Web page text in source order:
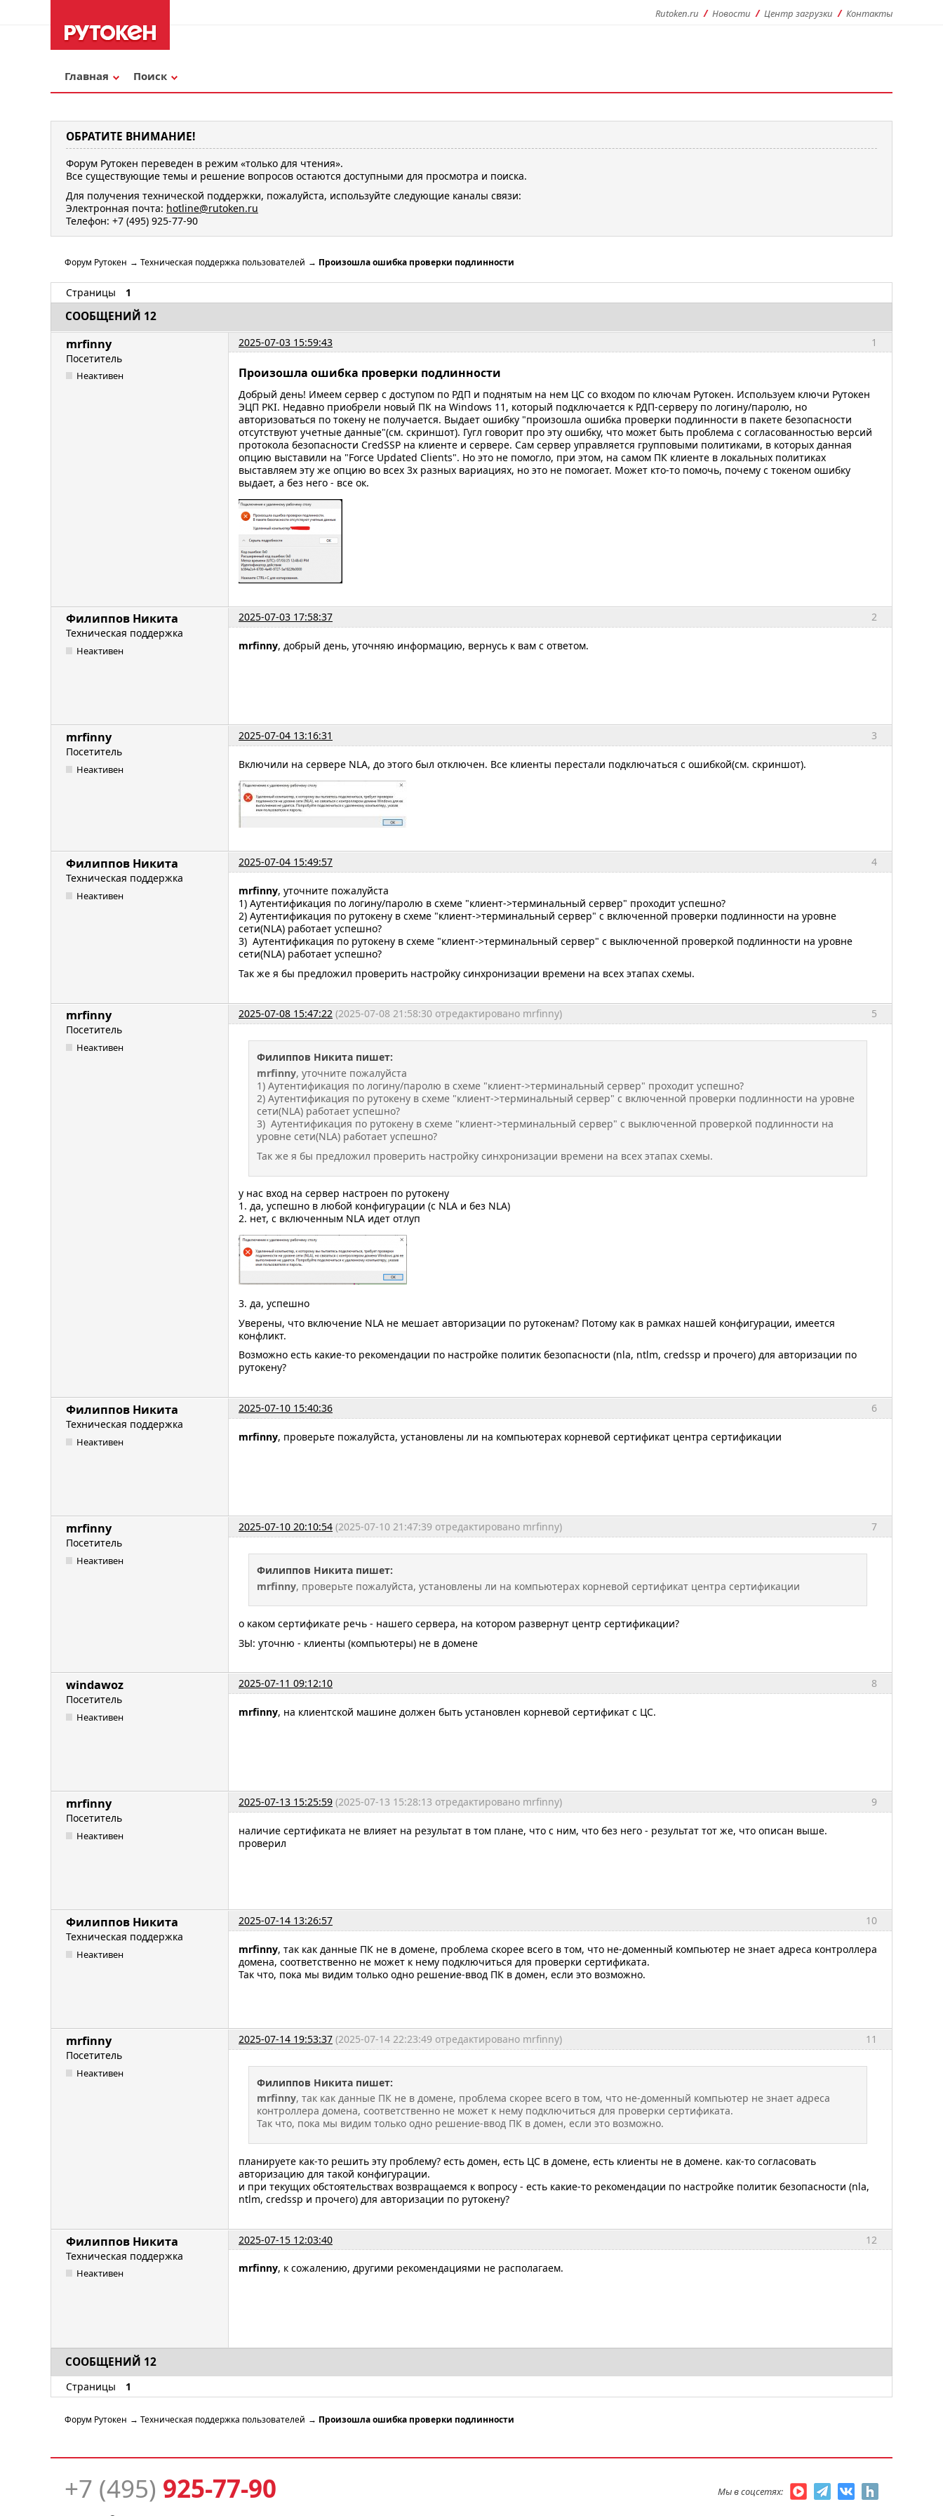
Rutoken.ru Новости Центр загрузки Контакты
Главная Поиск
ОБРАТИТЕ ВНИМАНИЕ!
Форум Рутокен переведен в режим «только для чтения».
Все существующие темы и решение вопросов остаются доступными для просмотра и поиска.
Для получения технической поддержки, пожалуйста, используйте следующие каналы связи:
Электронная почта: hotline@rutoken.ru
Телефон: +7 (495) 925-77-90
Форум Рутокен → Техническая поддержка пользователей → Произошла ошибка проверки подлинности
Страницы 1
СООБЩЕНИЙ 12
1
mrfinny
2025-07-03 15:59:43
Посетитель
Неактивен Произошла ошибка проверки подлинности
Добрый день! Имеем сервер с доступом по РДП и поднятым на нем ЦС со входом по ключам Рутокен. Используем ключи Рутокен
ЭЦП PKI. Недавно приобрели новый ПК на Windows 11, который подключается к РДП-серверу по логину/паролю, но
авторизоваться по токену не получается. Выдает ошибку "произошла ошибка проверки подлинности в пакете безопасности
отсутствуют учетные данные"(см. скриншот). Гугл говорит про эту ошибку, что может быть проблема с согласованностью версий
протокола безопасности CredSSP на клиенте и сервере. Сам сервер управляется групповыми политиками, в которых данная
опцию выставили на "Force Updated Clients". Но это не помогло, при этом, на самом ПК клиенте в локальных политиках
выставляем эту же опцию во всех 3х разных вариациях, но это не помогает. Может кто-то помочь, почему с токеном ошибку
выдает, а без него - все ок.
2
Филиппов Никита
2025-07-03 17:58:37
Техническая поддержка
Неактивен mrfinny, добрый день, уточняю информацию, вернусь к вам с ответом.
3
mrfinny
2025-07-04 13:16:31
Посетитель
Неактивен Включили на сервере NLA, до этого был отключен. Все клиенты перестали подключаться с ошибкой(см. скриншот).
4
Филиппов Никита
2025-07-04 15:49:57
Техническая поддержка
Неактивен mrfinny, уточните пожалуйста
1) Аутентификация по логину/паролю в схеме "клиент->терминальный сервер" проходит успешно?
2) Аутентификация по рутокену в схеме "клиент->терминальный сервер" с включенной проверки подлинности на уровне
сети(NLA) работает успешно?
3) Аутентификация по рутокену в схеме "клиент->терминальный сервер" с выключенной проверкой подлинности на уровне
сети(NLA) работает успешно?
Так же я бы предложил проверить настройку синхронизации времени на всех этапах схемы.
5
mrfinny 2025-07-08 15:47:22 (2025-07-08 21:58:30 отредактировано mrfinny)
Посетитель
Неактивен
Филиппов Никита пишет:
mrfinny, уточните пожалуйста
1) Аутентификация по логину/паролю в схеме "клиент->терминальный сервер" проходит успешно?
2) Аутентификация по рутокену в схеме "клиент->терминальный сервер" с включенной проверки подлинности на уровне
сети(NLA) работает успешно?
3) Аутентификация по рутокену в схеме "клиент->терминальный сервер" с выключенной проверкой подлинности на
уровне сети(NLA) работает успешно?
Так же я бы предложил проверить настройку синхронизации времени на всех этапах схемы.
у нас вход на сервер настроен по рутокену
1. да, успешно в любой конфигурации (с NLA и без NLA)
2. нет, с включенным NLA идет отлуп
3. да, успешно
Уверены, что включение NLA не мешает авторизации по рутокенам? Потому как в рамках нашей конфигурации, имеется
конфликт.
Возможно есть какие-то рекомендации по настройке политик безопасности (nla, ntlm, credssp и прочего) для авторизации по
рутокену?
6
Филиппов Никита
2025-07-10 15:40:36
Техническая поддержка
Неактивен mrfinny, проверьте пожалуйста, установлены ли на компьютерах корневой сертификат центра сертификации
7
mrfinny 2025-07-10 20:10:54 (2025-07-10 21:47:39 отредактировано mrfinny)
Посетитель
Неактивен
Филиппов Никита пишет:
mrfinny, проверьте пожалуйста, установлены ли на компьютерах корневой сертификат центра сертификации
о каком сертификате речь - нашего сервера, на котором развернут центр сертификации?
ЗЫ: уточню - клиенты (компьютеры) не в домене
8
windawoz
2025-07-11 09:12:10
Посетитель
Неактивен mrfinny, на клиентской машине должен быть установлен корневой сертификат с ЦС.
9
mrfinny 2025-07-13 15:25:59 (2025-07-13 15:28:13 отредактировано mrfinny)
Посетитель
Неактивен
наличие сертификата не влияет на результат в том плане, что с ним, что без него - результат тот же, что описан выше.
проверил
10
Филиппов Никита
2025-07-14 13:26:57
Техническая поддержка
Неактивен mrfinny, так как данные ПК не в домене, проблема скорее всего в том, что не-доменный компьютер не знает адреса контроллера
домена, соответственно не может к нему подключиться для проверки сертификата.
Так что, пока мы видим только одно решение-ввод ПК в домен, если это возможно.
11
mrfinny 2025-07-14 19:53:37 (2025-07-14 22:23:49 отредактировано mrfinny)
Посетитель
Неактивен
Филиппов Никита пишет:
mrfinny, так как данные ПК не в домене, проблема скорее всего в том, что не-доменный компьютер не знает адреса
контроллера домена, соответственно не может к нему подключиться для проверки сертификата.
Так что, пока мы видим только одно решение-ввод ПК в домен, если это возможно.
планируете как-то решить эту проблему? есть домен, есть ЦС в домене, есть клиенты не в домене. как-то согласовать
авторизацию для такой конфигурации.
и при текущих обстоятельствах возвращаемся к вопросу - есть какие-то рекомендации по настройке политик безопасности (nla,
ntlm, credssp и прочего) для авторизации по рутокену?
12
Филиппов Никита
2025-07-15 12:03:40
Техническая поддержка
Неактивен mrfinny, к сожалению, другими рекомендациями не располагаем.
СООБЩЕНИЙ 12
Страницы 1
Форум Рутокен → Техническая поддержка пользователей → Произошла ошибка проверки подлинности
+7 (495) 925-77-90 Мы в соцсетях: